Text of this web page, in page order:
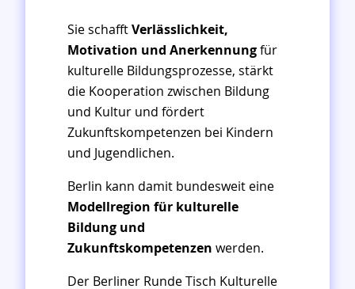
Sie schafftVerlässlichkeit,
Motivation und Anerkennungfür
kulturelle Bildungsprozesse, stärkt
die Kooperation zwischen Bildung
und Kultur und fördert
Zukunftskompetenzen bei Kindern
und Jugendlichen.
Berlin kann damit bundesweit eine
Modellregion für kulturelle
Bildung und
Zukunftskompetenzen werden.
Der Berliner Runde Tisch Kulturelle